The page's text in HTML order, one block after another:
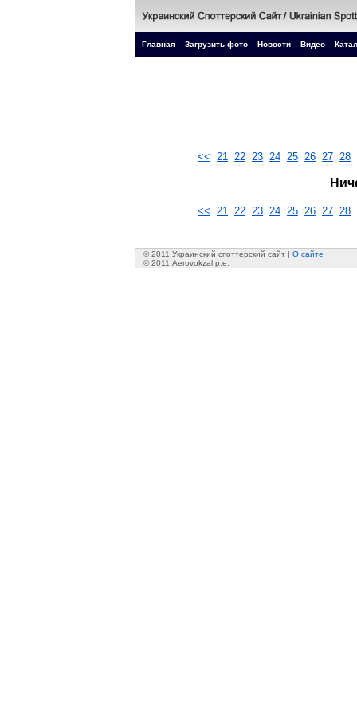
Главная Загрузить фото Новости Видео
<< 21 22 23 24 25 26 27 28
<< 21 22 23 24 25 26 27 28
© 2011 Украинский споттерский сайт | О сайте
© 2011 Aerovokzal p.e.